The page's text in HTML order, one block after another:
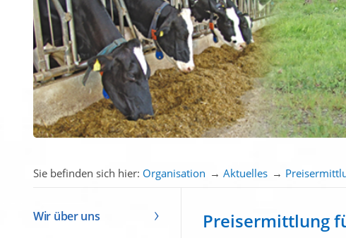
Sie befinden sich hier: Organisation →Aktuelles →
Wir über uns Preisermittlung